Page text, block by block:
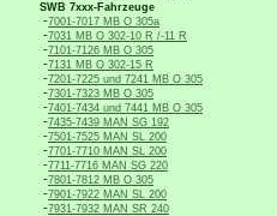
SWB 7xxx-Fahrzeuge
-7001-7017 MB O 305a
-7031 MB O 302-10 R /-11 R
-7101-7126 MB O 305
-7131 MB O 302-15 R
-7201-7225 und 7241 MB O 305
-7301-7323 MB O 305
-7401-7434 und 7441 MB O 305
-7435-7439 MAN SG 192
-7501-7525 MAN SL 200
-7701-7710 MAN SL 200
-7711-7716 MAN SG 220
-7801-7812 MB O 305
-7901-7922 MAN SL 200
-7931-7932 MAN SR 240